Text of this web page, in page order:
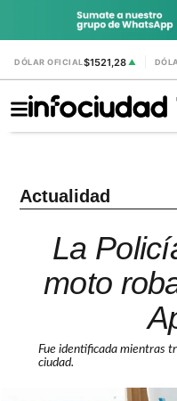
DÓLAR OFICIAL$1521,28 ▲
Actualidad
La
moto
Fue identificada mientras
ciudad.